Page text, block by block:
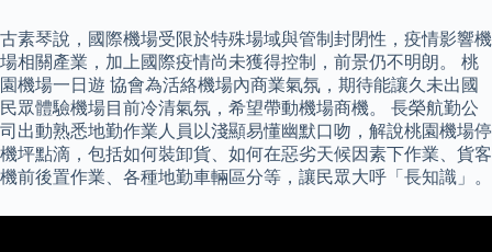
古素琴說，國際機場受限於特殊場域與管制封閉性，疫情影響機
場相關產業，加上國際疫情尚未獲得控制，前景仍不明朗。 桃
園機場一日遊 協會為活絡機場內商業氣氛，期待能讓久未出國
民眾體驗機場目前冷清氣氛，希望帶動機場商機。 長榮航勤公
司出動熟悉地勤作業人員以淺顯易懂幽默口吻，解說桃園機場停
機坪點滴，包括如何裝卸貨、如何在惡劣天候因素下作業、貨客
機前後置作業、各種地勤車輛區分等，讓民眾大呼「長知識」。